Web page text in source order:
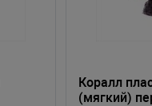
Коралл
(мягкий)